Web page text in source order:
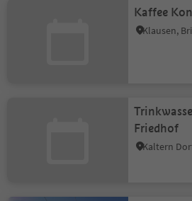
Kaffee
Klausen,
Friedhof